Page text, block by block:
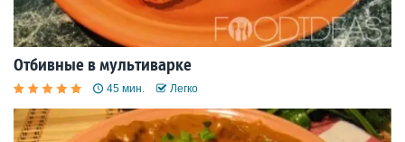
Отбивные в мультиварке
45 мин. Легко